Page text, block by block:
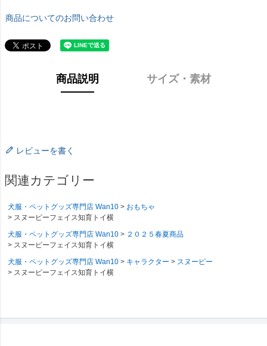
商品についてのお問い合わせ
商品説明 サイズ・素材
レビューを書く
関連カテゴリー
犬服・ペットグッズ専門店 Wan10
おもちゃ
スヌーピーフェイス知育トイ横
犬服・ペットグッズ専門店 Wan10
２０２５春夏商品
スヌーピーフェイス知育トイ横
犬服・ペットグッズ専門店 Wan10
キャラクター
スヌーピー
スヌーピーフェイス知育トイ横